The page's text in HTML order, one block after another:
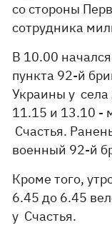
со стороны
сотрудника
В 10.00
пункта 92-й
Украины у села
11.15 и 13.10 -
Счастья.
военный 92-й
Кроме того,
6.45 до 6.45
у Счастья.